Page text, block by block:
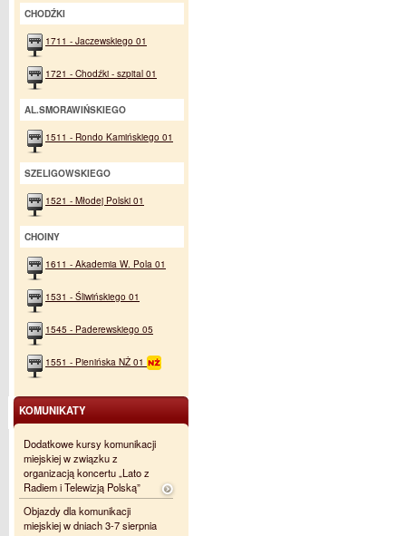
CHODŹKI
1711 - Jaczewskiego 01
1721 - Chodźki - szpital 01
AL.SMORAWIŃSKIEGO
1511 - Rondo Kamińskiego 01
SZELIGOWSKIEGO
1521 - Młodej Polski 01
CHOINY
1611 - Akademia W. Pola 01
1531 - Śliwińskiego 01
1545 - Paderewskiego 05
1551 - Pienińska NŻ 01
KOMUNIKATY
Dodatkowe kursy komunikacji
miejskiej w związku z
organizacją koncertu „Lato z
Radiem i Telewizją Polską”
Objazdy dla komunikacji
miejskiej w dniach 3-7 sierpnia